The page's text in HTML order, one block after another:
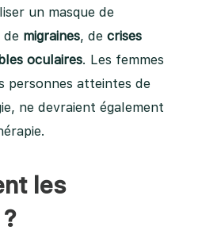
un masque de
de migraines, decrises
oculaires. Les femmes
personnes atteintes de
ne devraient également
les